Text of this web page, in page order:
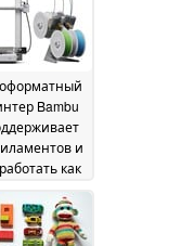
2026
Bambu
и
как
01 June 2026